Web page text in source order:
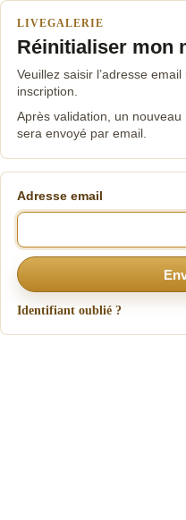
LIVEGALERIE
Réinitialiser mon
Veuillez saisir l’adresse
inscription.
Après validation, un
sera envoyé par email.
Adresse email
Identifiant oublié ?